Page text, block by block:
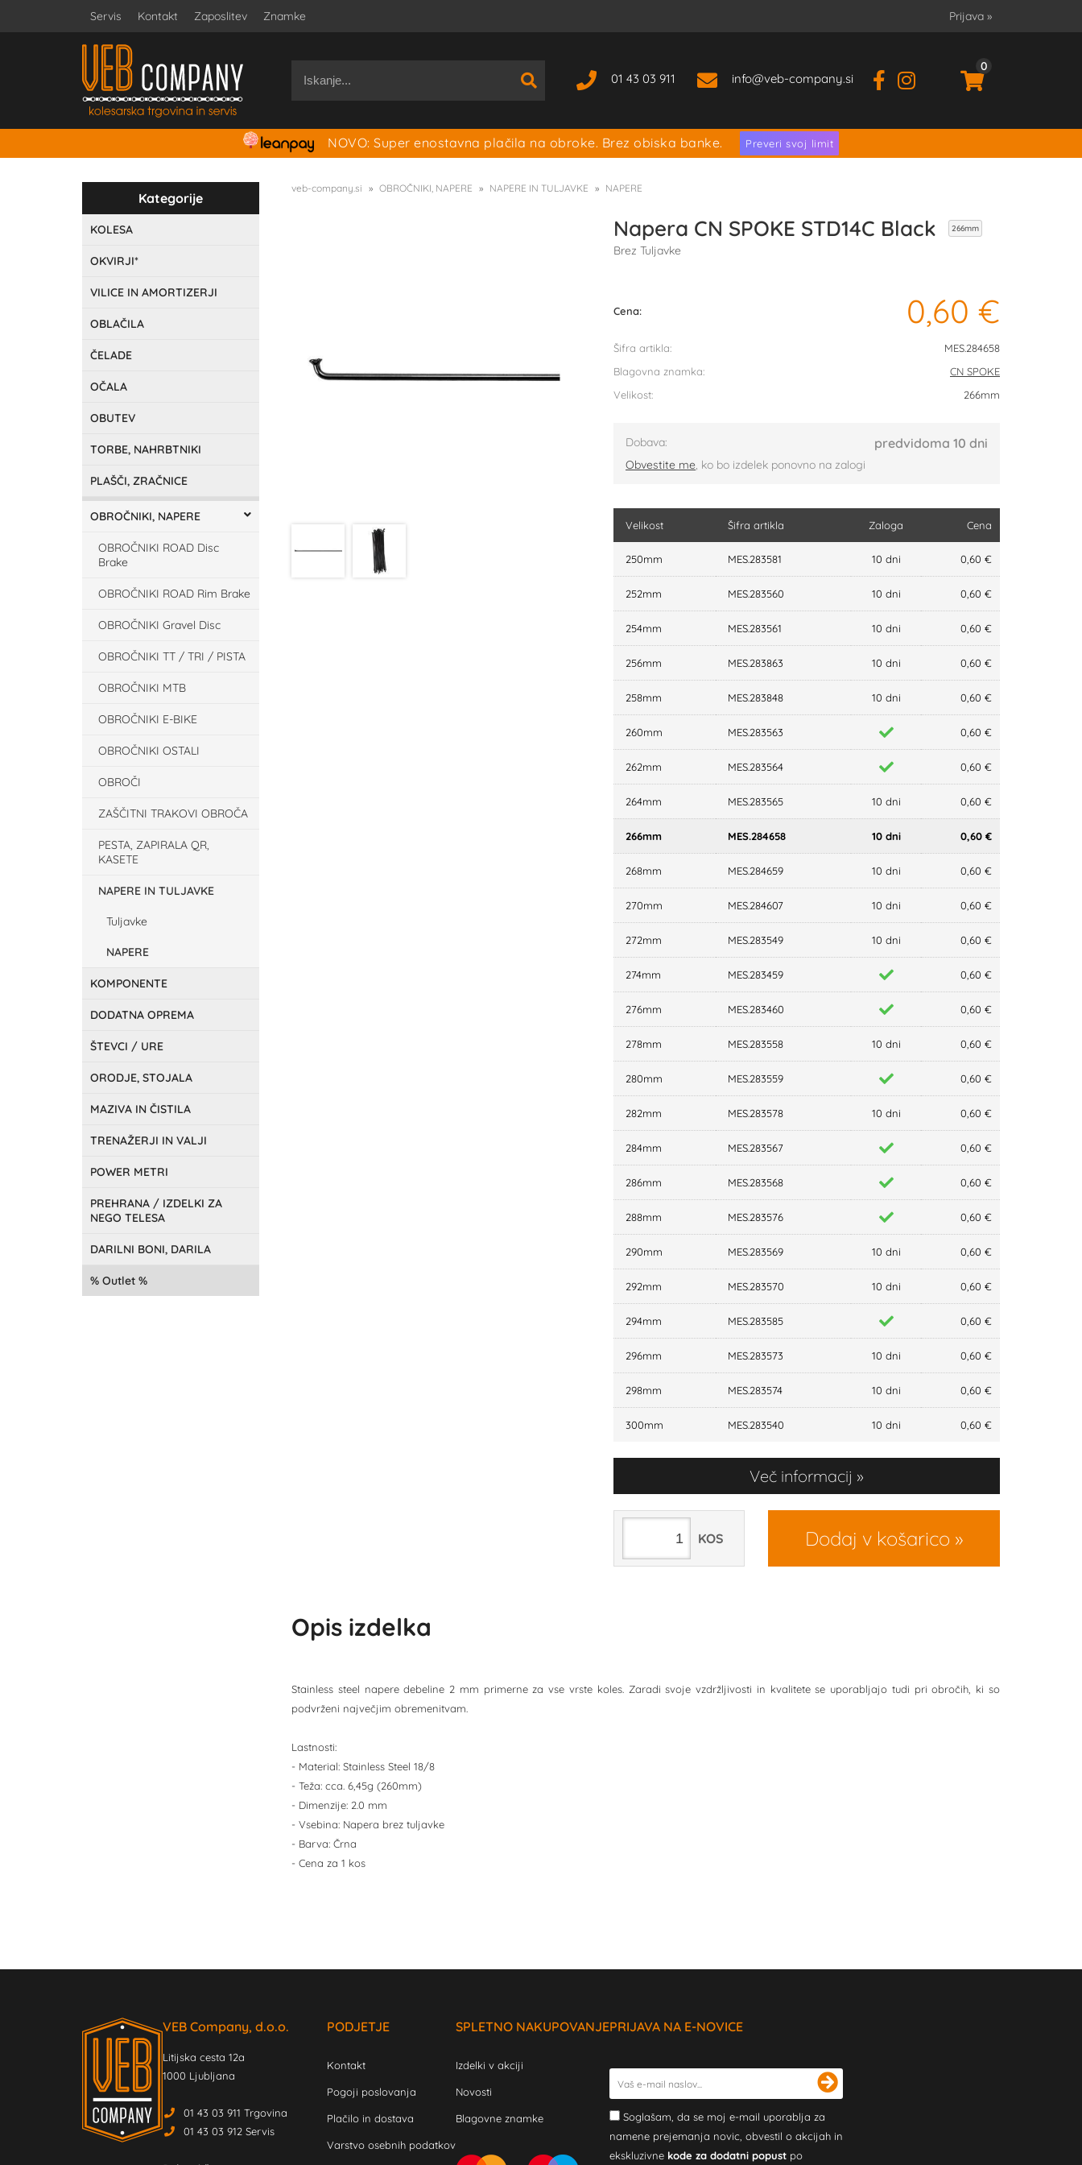
Servis Kontakt Zaposlitev Znamke Prijava »
01 43 03 911 info veb-company.si
0
NOVO: Super enostavna plačila na obroke. Brez obiska banke. Preveri svoj limit
Kategorije
KOLESA
OKVIRJI*
VILICE IN AMORTIZERJI
OBLAČILA
ČELADE
OČALA
OBUTEV
TORBE, NAHRBTNIKI
PLAŠČI, ZRAČNICE
OBROČNIKI, NAPERE
OBROČNIKI ROAD Disc
Brake
OBROČNIKI ROAD Rim Brake
OBROČNIKI Gravel Disc
OBROČNIKI TT / TRI / PISTA
OBROČNIKI MTB
OBROČNIKI E-BIKE
OBROČNIKI OSTALI
OBROČI
ZAŠČITNI TRAKOVI OBROČA
PESTA, ZAPIRALA QR,
KASETE
NAPERE IN TULJAVKE
Tuljavke
NAPERE
KOMPONENTE
DODATNA OPREMA
ŠTEVCI / URE
ORODJE, STOJALA
MAZIVA IN ČISTILA
TRENAŽERJI IN VALJI
POWER METRI
PREHRANA / IZDELKI ZA
NEGO TELESA
DARILNI BONI, DARILA
Outlet
veb-company.si OBROČNIKI, NAPERE NAPERE IN TULJAVKE NAPERE
Napera CN SPOKE STD14C Black 266mm
Brez Tuljavke
Cena: 0,60 €
Šifra artikla:
MES.284658
Blagovna znamka:
CN SPOKE
Velikost:
266mm
Dobava: predvidoma 10 dni
Obvestite me, ko bo izdelek ponovno na zalogi
Velikost Šifra artikla Zaloga Cena
250mm MES.283581 10 dni 0,60 €
252mm MES.283560 10 dni 0,60 €
254mm MES.283561 10 dni 0,60 €
256mm MES.283863 10 dni 0,60 €
258mm MES.283848 10 dni 0,60 €
260mm MES.283563 0,60 €
262mm MES.283564 0,60 €
264mm MES.283565 10 dni 0,60 €
266mm MES.284658 10 dni 0,60 €
268mm MES.284659 10 dni 0,60 €
270mm MES.284607 10 dni 0,60 €
272mm MES.283549 10 dni 0,60 €
274mm MES.283459 0,60 €
276mm MES.283460 0,60 €
278mm MES.283558 10 dni 0,60 €
280mm MES.283559 0,60 €
282mm MES.283578 10 dni 0,60 €
284mm MES.283567 0,60 €
286mm MES.283568 0,60 €
288mm MES.283576 0,60 €
290mm MES.283569 10 dni 0,60 €
292mm MES.283570 10 dni 0,60 €
294mm MES.283585 0,60 €
296mm MES.283573 10 dni 0,60 €
298mm MES.283574 10 dni 0,60 €
300mm MES.283540 10 dni 0,60 €
Več informacij
Dodaj v košarico
KOS
Opis izdelka
Stainless steel napere debeline 2 mm primerne za vse vrste koles. Zaradi svoje vzdržljivosti in kvalitete se uporabljajo tudi pri obročih, ki so
podvrženi največjim obremenitvam.
Lastnosti:
- Material: Stainless Steel 18/8
- Teža: cca. 6,45g (260mm)
- Dimenzije: 2.0 mm
- Vsebina: Napera brez tuljavke
- Barva: Črna
- Cena za 1 kos
VEB Company, d.o.o.
Litijska cesta 12a
1000 Ljubljana
01 43 03 911 Trgovina
01 43 03 912 Servis
PODJETJE
Kontakt
Pogoji poslovanja
Plačilo in dostava
Varstvo osebnih podatkov
SPLETNO NAKUPOVANJE
Izdelki v akciji
Novosti
Blagovne znamke
PRIJAVA NA E-NOVICE
Soglašam, da se moj e-mail uporablja za
namene prejemanja novic, obvestil o akcijah in
ekskluzivne kode za dodatni popust po